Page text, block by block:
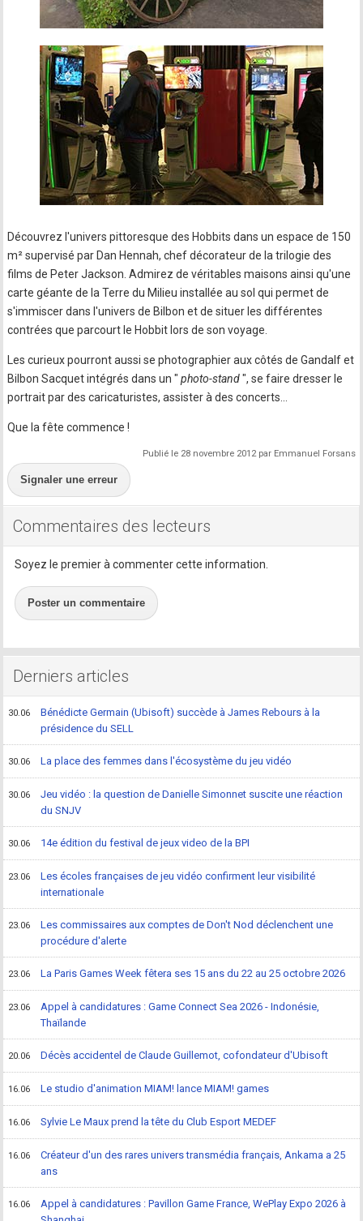
Découvrez l'univers pittoresque des Hobbits dans un espace de 150
m² supervisé par Dan Hennah, chef décorateur de la trilogie des
films de Peter Jackson. Admirez de véritables maisons ainsi qu'une
carte géante de la Terre du Milieu installée au sol qui permet de
s'immiscer dans l'univers de Bilbon et de situer les différentes
contrées que parcourt le Hobbit lors de son voyage.
Les curieux pourront aussi se photographier aux côtés de Gandalf et
Bilbon Sacquet intégrés dans un " photo-stand", se faire dresser le
portrait par des caricaturistes, assister à des concerts…
Que la fête commence !
Publié le 28 novembre 2012 par Emmanuel Forsans
Signaler une erreur
Commentaires des lecteurs
Soyez le premier à commenter cette information.
Poster un commentaire
Derniers articles
30.06
Bénédicte Germain (Ubisoft) succède à James Rebours à la
présidence du SELL
30.06 La place des femmes dans l'écosystème du jeu vidéo
30.06
Jeu vidéo : la question de Danielle Simonnet suscite une réaction
du SNJV
30.06 14e édition du festival de jeux video de la BPI
23.06
Les écoles françaises de jeu vidéo confirment leur visibilité
internationale
23.06
Les commissaires aux comptes de Don't Nod déclenchent une
procédure d'alerte
23.06 La Paris Games Week fêtera ses 15 ans du 22 au 25 octobre 2026
23.06
Appel à candidatures : Game Connect Sea 2026 - Indonésie,
Thaïlande
20.06 Décès accidentel de Claude Guillemot, cofondateur d'Ubisoft
16.06 Le studio d'animation MIAM! lance MIAM! games
16.06 Sylvie Le Maux prend la tête du Club Esport MEDEF
16.06
Créateur d'un des rares univers transmédia français, Ankama a 25
ans
16.06
Appel à candidatures : Pavillon Game France, WePlay Expo 2026 à